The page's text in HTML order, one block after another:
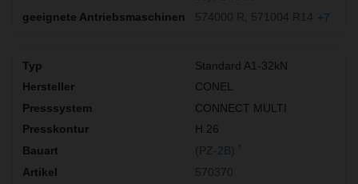
574000 R 571004 R14 +7
Standard A1-32kN
CONEL
CONNECT MULTI
H 26
(PZ-2B)
570370